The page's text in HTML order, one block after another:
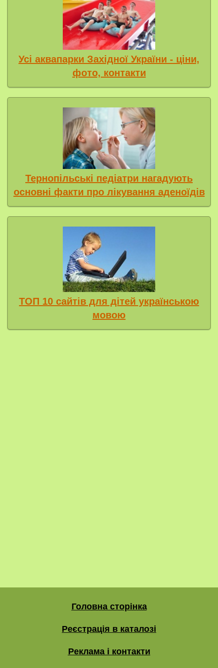
Усі аквапарки Західної України - ціни,
фото, контакти
Тернопільські педіатри нагадують
основні факти про лікування аденоїдів
ТОП 10 сайтів для дітей українською
мовою
Головна сторінка
Реєстрація в каталозі
Реклама і контакти